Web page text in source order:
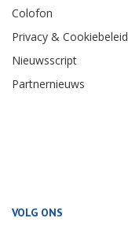
Colofon
Privacy & Cookiebeleid
Nieuwsscript
Partnernieuws
VOLG ONS